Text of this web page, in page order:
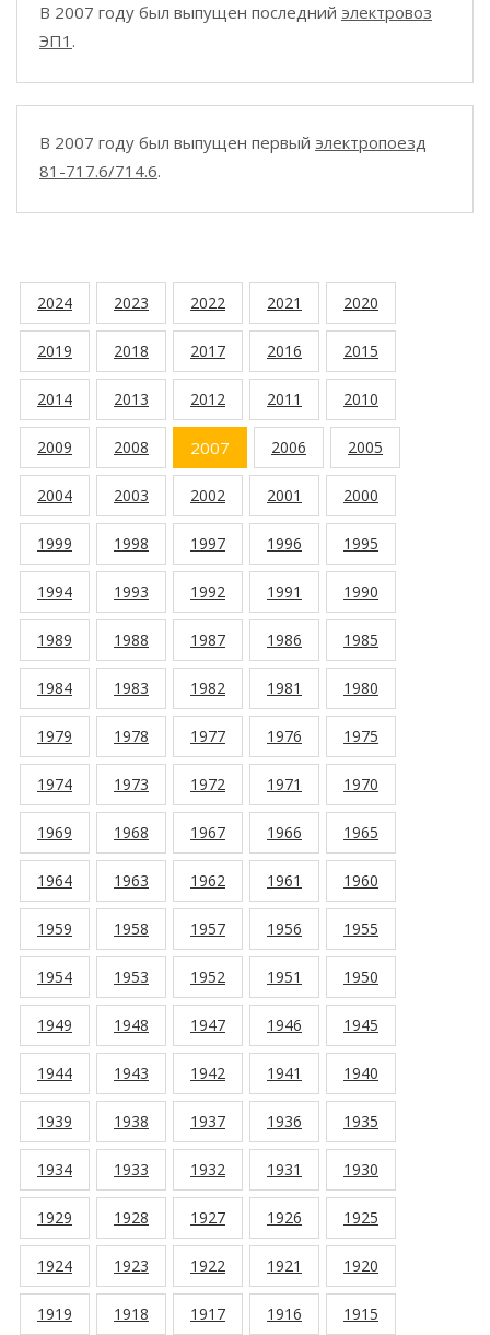
В 2007 году был выпущен последний электровоз
ЭП1 .
В 2007 году был выпущен первый электропоезд
81-717.6/714.6.
2024 2023 2022 2021 2020
2019 2018 2017 2016 2015
2014 2013 2012 2011 2010
2009 2008 2007 2006 2005
2004 2003 2002 2001 2000
1999 1998 1997 1996 1995
1994 1993 1992 1991 1990
1989 1988 1987 1986 1985
1984 1983 1982 1981 1980
1979 1978 1977 1976 1975
1974 1973 1972 1971 1970
1969 1968 1967 1966 1965
1964 1963 1962 1961 1960
1959 1958 1957 1956 1955
1954 1953 1952 1951 1950
1949 1948 1947 1946 1945
1944 1943 1942 1941 1940
1939 1938 1937 1936 1935
1934 1933 1932 1931 1930
1929 1928 1927 1926 1925
1924 1923 1922 1921 1920
1919 1918 1917 1916 1915